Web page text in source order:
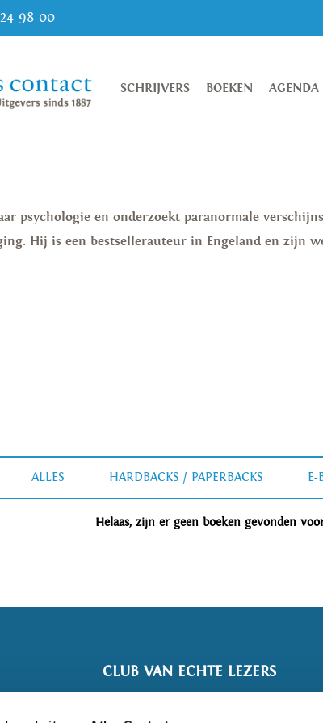
98 00
SCHRIJVERS BOEKEN AGENDA
psychologie en onderzoekt paranormale
Hij is een bestsellerauteur in Engeland en zijn
ALLES HARDBACKS / PAPERBACKS E-
Helaas, zijn er geen boeken gevonden
CLUB VAN ECHTE LEZERS